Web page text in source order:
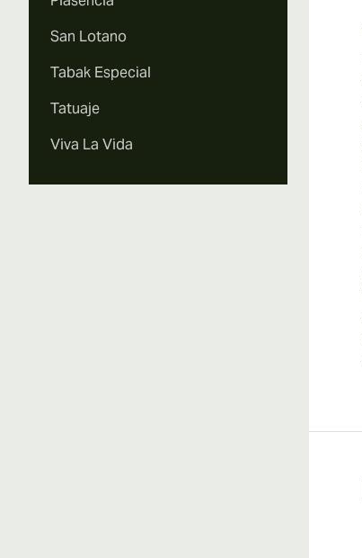
San Lotano
Tabak Especial
Tatuaje
Viva La Vida